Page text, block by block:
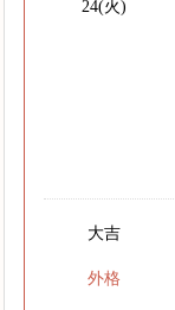
24(火)
大吉
外格